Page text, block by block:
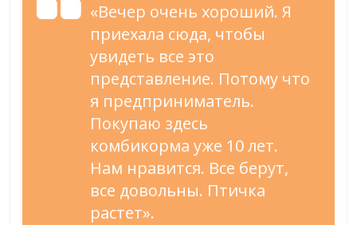
«Вечер очень хороший. Я
приехала сюда, чтобы
увидеть все это
представление. Потому что
я предприниматель.
Покупаю здесь
комбикорма уже 10 лет.
Нам нравится. Все берут,
все довольны. Птичка
растет».